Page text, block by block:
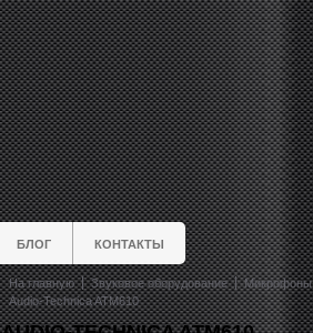
БЛОГ КОНТАКТЫ
На главную Звуковое оборудование Микрофоны
Audio-Technica ATM610